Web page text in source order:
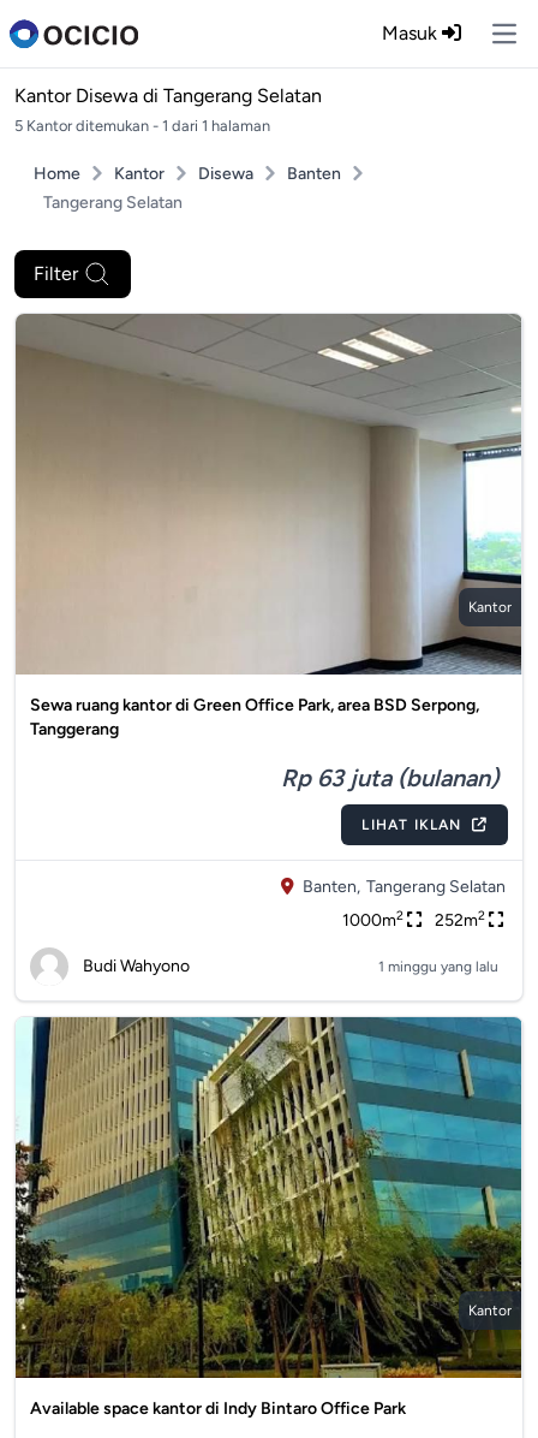
Masuk
Kantor Disewa di Tangerang Selatan
5 Kantor ditemukan - 1 dari 1 halaman
Home Kantor Disewa
Banten
Tangerang Selatan
Filter
Kantor
Sewa ruang kantor di Green Office Park, area BSD Serpong,
Tanggerang
Rp 63 juta (bulanan)
LIHAT IKLAN
Banten, Tangerang Selatan
1000m2 252m2
Budi Wahyono 1 minggu yang lalu
Kantor
Available space kantor di Indy Bintaro Office Park